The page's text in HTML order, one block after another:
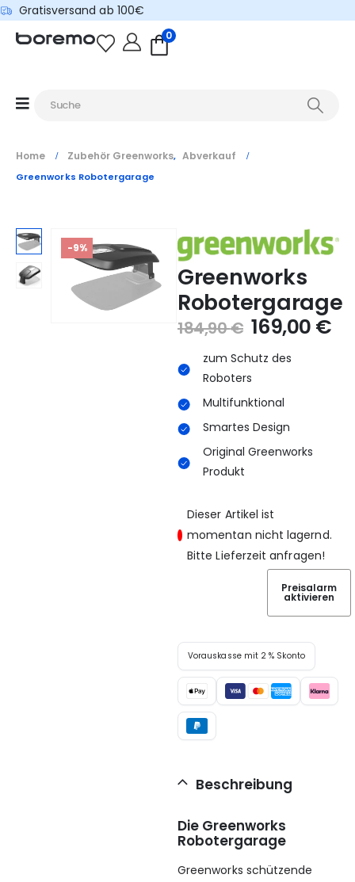
Gratisversand ab 100€
0
Home Zubehör Greenworks, Abverkauf
Greenworks Robotergarage
-9%
Greenworks
Robotergarage
184,90€ 169,00 €
zum Schutz des
Roboters
Multifunktional
Smartes Design
Original Greenworks
Produkt
Dieser Artikel ist
momentan nicht lagernd.
Bitte Lieferzeit anfragen!
Preisalarm
aktivieren
Vorauskasse mit 2 % Skonto
Beschreibung
Die Greenworks
Robotergarage
Greenworks schützende